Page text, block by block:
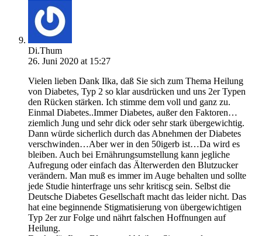
Di.Thum
26. Juni 2020 at 15:27
Vielen lieben Dank Ilka, daß Sie sich zum Thema Heilung
von Diabetes, Typ 2 so klar ausdrücken und uns 2er Typen
den Rücken stärken. Ich stimme dem voll und ganz zu.
Einmal Diabetes..Immer Diabetes, außer den Faktoren…
ziemlich Jung und sehr dick oder sehr stark übergewichtig.
Dann würde sicherlich durch das Abnehmen der Diabetes
verschwinden…Aber wer in den 50igerb ist…Da wird es
bleiben. Auch bei Ernährungsumstellung kann jegliche
Aufregung oder einfach das Älterwerden den Blutzucker
verändern. Man muß es immer im Auge behalten und sollte
jede Studie hinterfrage uns sehr kritiscg sein. Selbst die
Deutsche Diabetes Gesellschaft macht das leider nicht. Das
hat eine beginnende Stigmatisierung von übergewichtigen
Typ 2er zur Folge und nährt falschen Hoffnungen auf
Heilung.